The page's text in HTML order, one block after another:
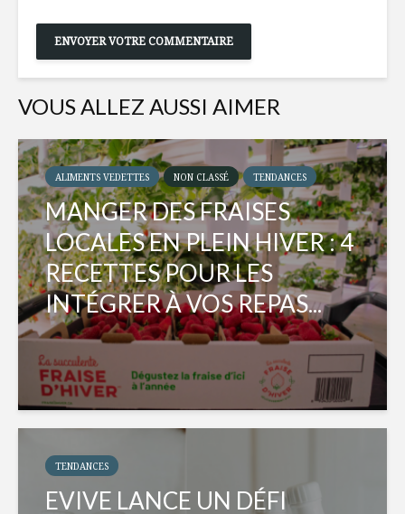
VOUS ALLEZ AUSSI AIMER
ALIMENTS VEDETTES NON CLASSÉ TENDANCES
MANGER DES FRAISES
LOCALES EN PLEIN HIVER : 4
RECETTES POUR LES
INTÉGRER À VOS REPAS...
TENDANCES
EVIVE LANCE UN DÉFI